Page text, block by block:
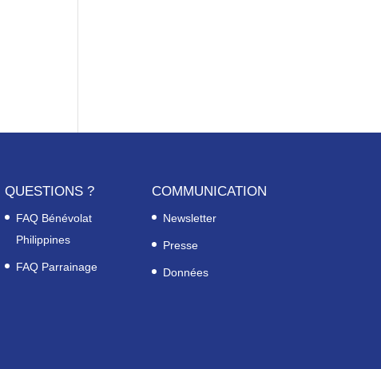
QUESTIONS ?
FAQ Bénévolat
Philippines
FAQ Parrainage
COMMUNICATION
Newsletter
Presse
Données